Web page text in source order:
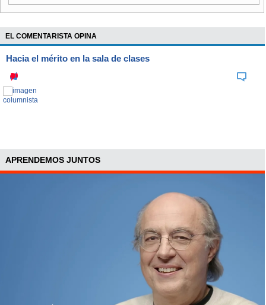
EL COMENTARISTA OPINA
Hacia el mérito en la sala de clases
APRENDEMOS JUNTOS